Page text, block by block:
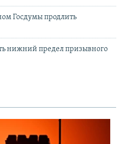
Госдумы продлить
нижний предел призывного